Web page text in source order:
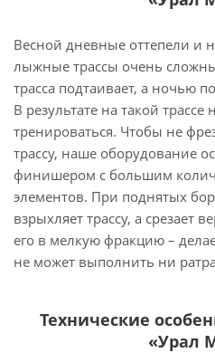
Весной дневные оттепели и
лыжные трассы очень
трасса подтаивает, а ночью
В результате на такой
тренироваться. Чтобы не
трассу, наше оборудование
финишером с большим
элементов. При поднятых
взрыхляет трассу, а срезает
его в мелкую фракцию –
не может выполнить ни
Технические
«Урал